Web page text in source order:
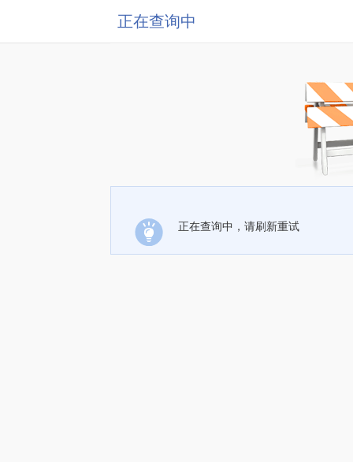
正在查询中
正在查询中，请刷新重试